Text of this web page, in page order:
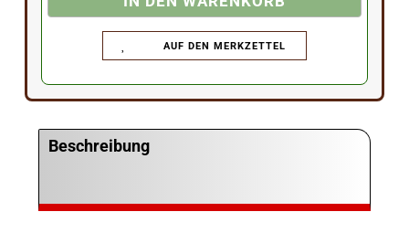
AUF DEN MERKZETTEL
Beschreibung